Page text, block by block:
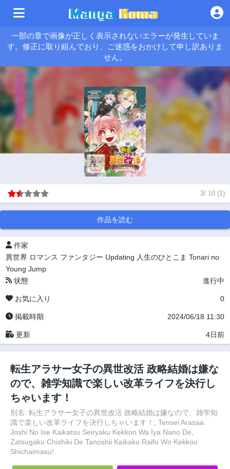
一部の章で画像が正しく表示されないエラーが発生していま
す。修正に取り組んでおり、ご迷惑をおかけして申し訳ありま
せん。
3/ 10 (1)
作品を読む
作家
異世界 ロマンス ファンタジー Updating 人生のひとこま Tonari no
Young Jump
状態
進行中
お気に入り 0
掲載時期 2024/06/18 11:30
更新 4日前
転生アラサー女子の異世改活 政略結婚は嫌な
ので、雑学知識で楽しい改革ライフを決行し
ちゃいます！
別名: 転生アラサー女子の異世改活 政略結婚は嫌なので、雑学知
識で楽しい改革ライフを決行しちゃいます！, Tensei Arasaa
Joshi No Ise Kaikatsu Seiryaku Kekkon Wa Iya Nano De,
Zatsugaku Chishiki De Tanoshii Kaikaku Raifu Wo Kekkou
Shichaimasu!